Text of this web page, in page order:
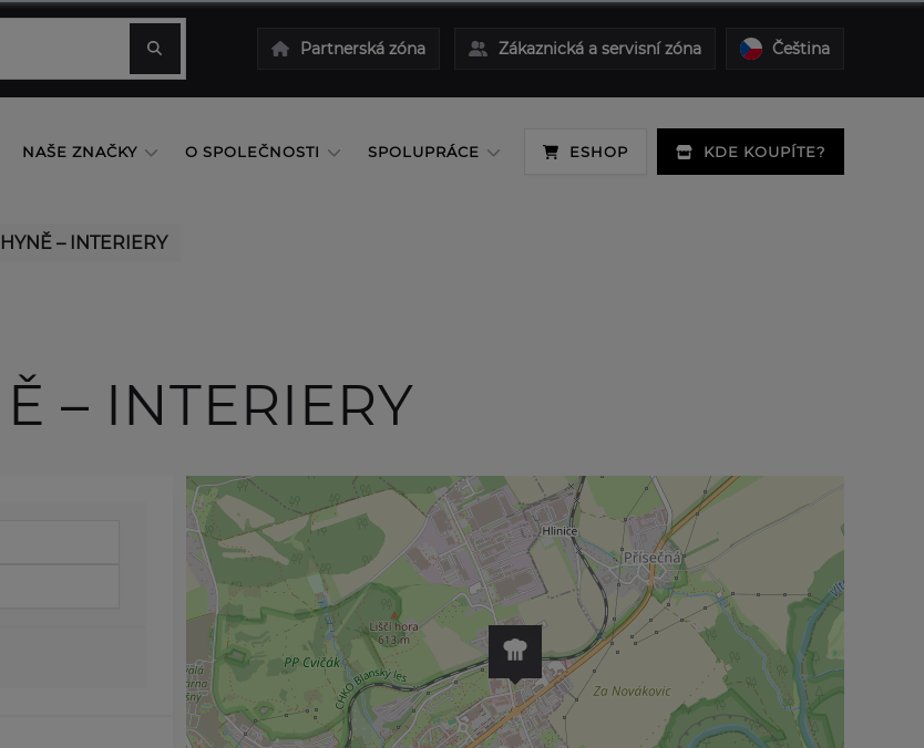
Partnerská zóna Zákaznická a servisní zóna Čeština
NAŠE ZNAČKY O SPOLEČNOSTI SPOLUPRÁCE ESHOP KDE KOUPÍTE?
– INTERIERY
– INTERIERY